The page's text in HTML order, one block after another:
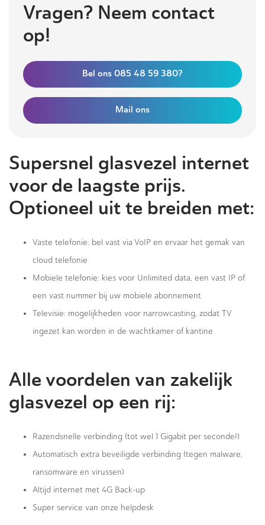
Vragen? Neem contact
op!
Bel ons 085 48 59 380?
Mail ons
Supersnel glasvezel internet
voor de laagste prijs.
Optioneel uit te breiden met:
Vaste telefonie: bel vast via VoIP en ervaar het gemak van
cloud telefonie
Mobiele telefonie: kies voor Unlimited data, een vast IP of
een vast nummer bij uw mobiele abonnement
Televisie: mogelijkheden voor narrowcasting, zodat TV
ingezet kan worden in de wachtkamer of kantine
Alle voordelen van zakelijk
glasvezel op een rij:
Razendsnelle verbinding (tot wel 1 Gigabit per seconde!)
Automatisch extra beveiligde verbinding (tegen malware,
ransomware en virussen)
Altijd internet met 4G Back-up
Super service van onze helpdesk